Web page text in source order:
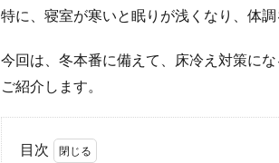
特に、寝室が寒いと眠りが浅くなり、体
今回は、冬本番に備えて、床冷え対策に
ご紹介します。
目次